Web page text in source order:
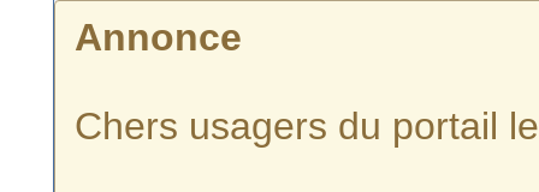
Annonce
Chers usagers du portail